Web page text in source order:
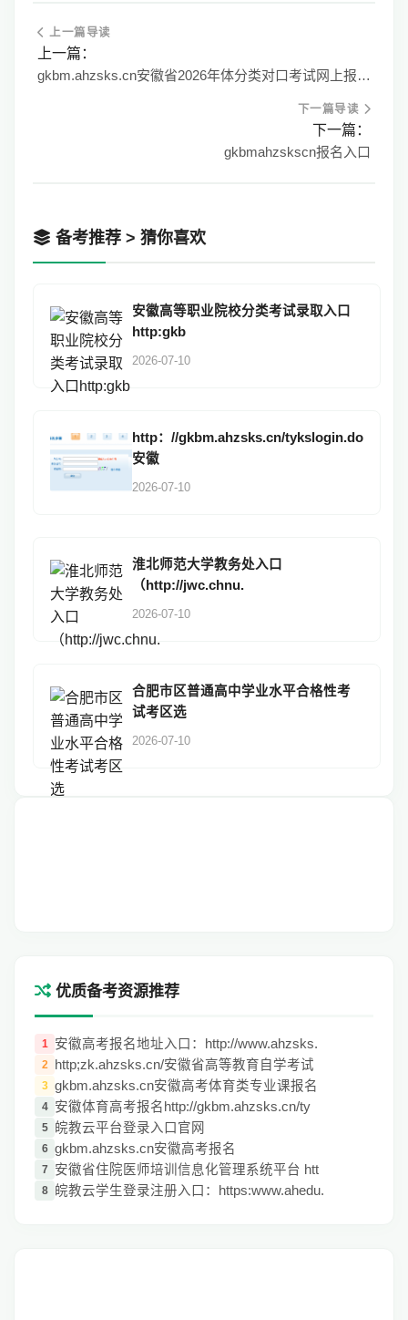
上一篇导读
上一篇：
gkbm.ahzsks.cn安徽省2026年体分类对口考试网上报名系统
下一篇导读
下一篇：
gkbmahzskscn报名入口
备考推荐 > 猜你喜欢
安徽高等职业院校分类考试录取入口
http:gkb
2026-07-10
http：//gkbm.ahzsks.cn/tykslogin.do
安徽
2026-07-10
淮北师范大学教务处入口
（http://jwc.chnu.
2026-07-10
合肥市区普通高中学业水平合格性考
试考区选
2026-07-10
优质备考资源推荐
1 安徽高考报名地址入口：http://www.ahzsks.
2 http;zk.ahzsks.cn/安徽省高等教育自学考试
3 gkbm.ahzsks.cn安徽高考体育类专业课报名
4 安徽体育高考报名http://gkbm.ahzsks.cn/ty
5 皖教云平台登录入口官网
6 gkbm.ahzsks.cn安徽高考报名
7 安徽省住院医师培训信息化管理系统平台 htt
8 皖教云学生登录注册入口：https:www.ahedu.